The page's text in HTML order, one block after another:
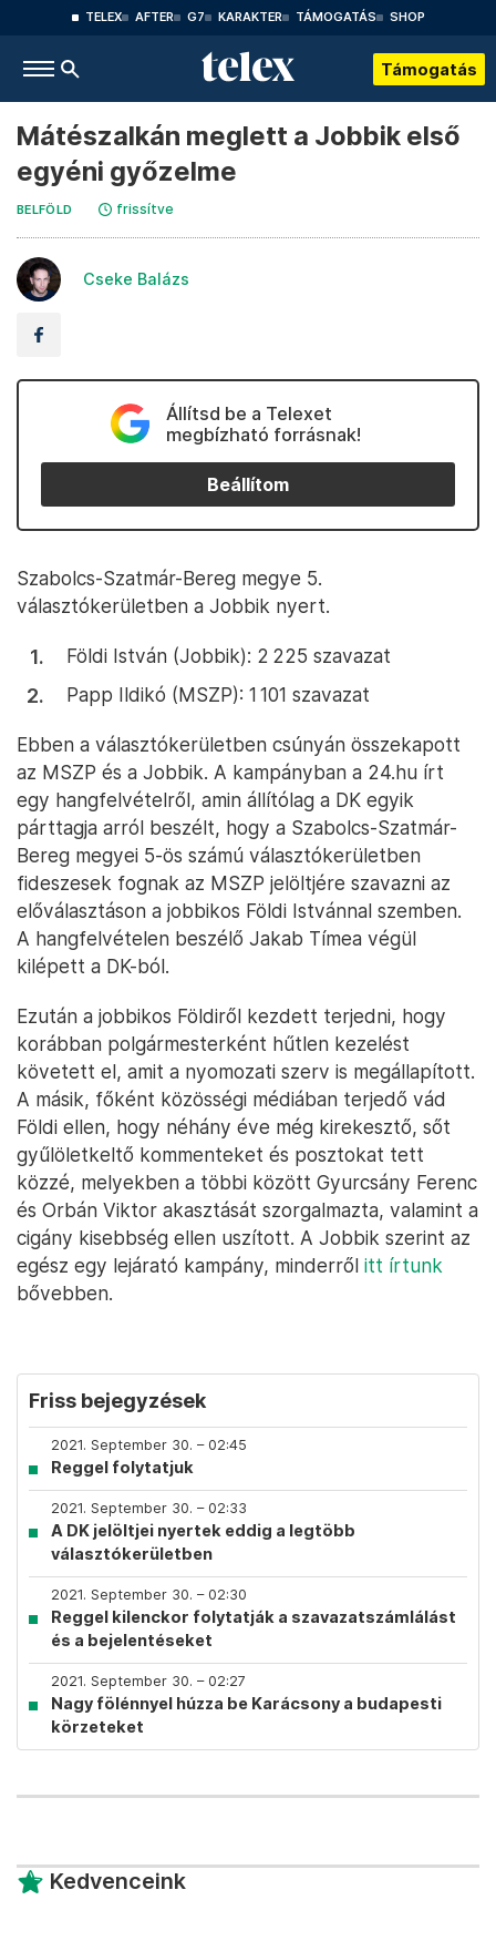
TELEX AFTER G7 KARAKTER TÁMOGATÁS SHOP
Támogatás
Mátészalkán meglett a Jobbik első
egyéni győzelme
BELFÖLD frissítve
Cseke Balázs
Állítsd be a Telexet
megbízható forrásnak!
Beállítom
Szabolcs-Szatmár-Bereg megye 5.
választókerületben a Jobbik nyert.
Földi István (Jobbik): 2 225 szavazat
Papp Ildikó (MSZP): 1 101 szavazat
Ebben a választókerületben csúnyán összekapott
az MSZP és a Jobbik. A kampányban a 24.hu írt
egy hangfelvételről, amin állítólag a DK egyik
párttagja arról beszélt, hogy a Szabolcs-Szatmár-
Bereg megyei 5-ös számú választókerületben
fideszesek fognak az MSZP jelöltjére szavazni az
előválasztáson a jobbikos Földi Istvánnal szemben.
A hangfelvételen beszélő Jakab Tímea végül
kilépett a DK-ból.
Ezután a jobbikos Földiről kezdett terjedni, hogy
korábban polgármesterként hűtlen kezelést
követett el, amit a nyomozati szerv is megállapított.
A másik, főként közösségi médiában terjedő vád
Földi ellen, hogy néhány éve még kirekesztő, sőt
gyűlöletkeltő kommenteket és posztokat tett
közzé, melyekben a többi között Gyurcsány Ferenc
és Orbán Viktor akasztását szorgalmazta, valamint a
cigány kisebbség ellen uszított. A Jobbik szerint az
egész egy lejárató kampány, minderről itt írtunk
bővebben.
Friss bejegyzések
2021. September 30. – 02:45
Reggel folytatjuk
2021. September 30. – 02:33
A DK jelöltjei nyertek eddig a legtöbb
választókerületben
2021. September 30. – 02:30
Reggel kilenckor folytatják a szavazatszámlálást
és a bejelentéseket
2021. September 30. – 02:27
Nagy fölénnyel húzza be Karácsony a budapesti
körzeteket
Kedvenceink